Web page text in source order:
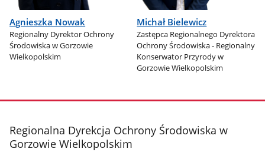
Agnieszka Nowak
Regionalny Dyrektor Ochrony
Środowiska w Gorzowie
Wielkopolskim
Michał Bielewicz
Zastępca Regionalnego Dyrektora
Ochrony Środowiska - Regionalny
Konserwator Przyrody w
Gorzowie Wielkopolskim
stopka
Regionalna Dyrekcja Ochrony Środowiska w
Gorzowie Wielkopolskim